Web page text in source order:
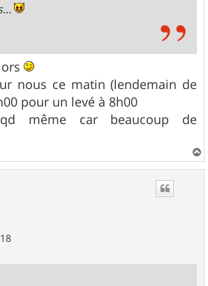
nous ce matin (lendemain de
pour un levé à 8h00
même car beaucoup de
a